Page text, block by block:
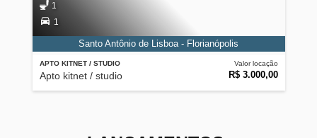
APTO KITNET / STUDIO
Apto kitnet / studio
Valor locação
R$ 3.000,00
1
1
Santo Antônio de Lisboa - Florianópolis